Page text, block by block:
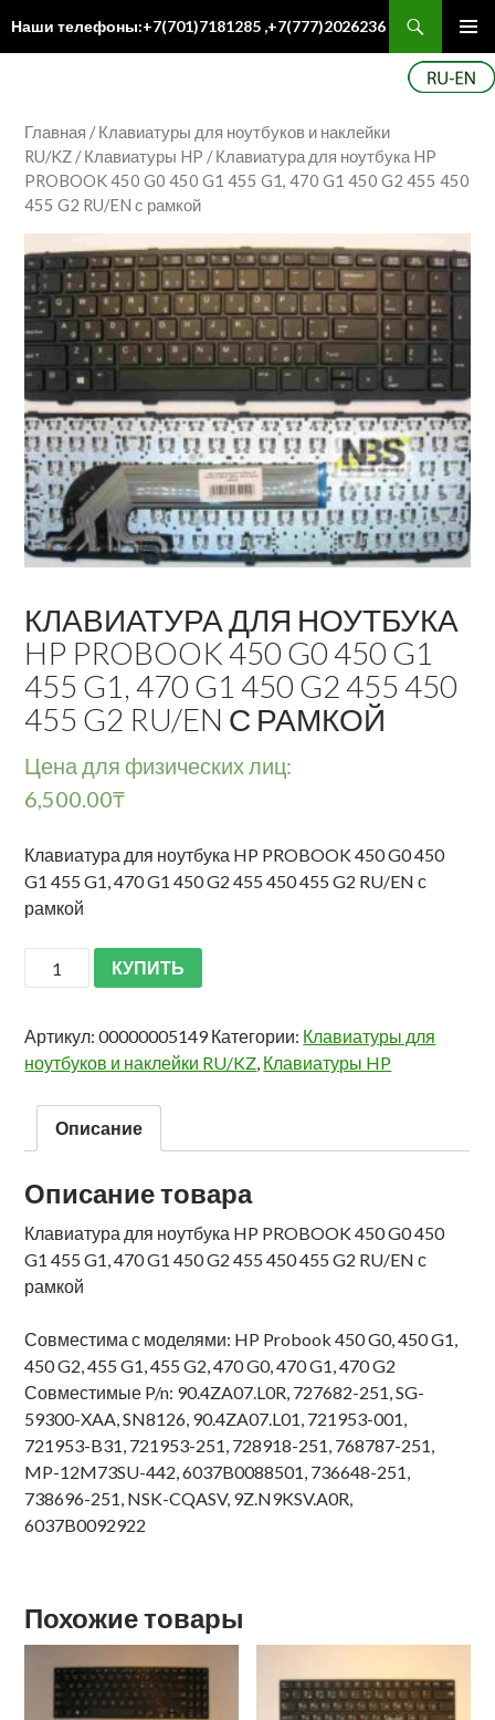
Наши телефоны:+7(701)7181285 ,+7(777)2026236
Главная /Клавиатуры для ноутбуков и наклейки
RU/KZ /Клавиатуры HP / Клавиатура для ноутбука HP
PROBOOK 450 G0 450 G1 455 G1, 470 G1 450 G2 455 450
455 G2 RU/EN с рамкой
КЛАВИАТУРА ДЛЯ НОУТБУКА
HP PROBOOK 450 G0 450 G1
455 G1, 470 G1 450 G2 455 450
455 G2 RU/EN С РАМКОЙ
Цена для физических лиц:
6,500.00₸
Клавиатура для ноутбука HP PROBOOK 450 G0 450
G1 455 G1, 470 G1 450 G2 455 450 455 G2 RU/EN с
рамкой
КУПИТЬ
Артикул:00000005149Категории: Клавиатуры для
ноутбуков и наклейки RU/KZ, Клавиатуры HP
Описание
Описание товара
Клавиатура для ноутбука HP PROBOOK 450 G0 450
G1 455 G1, 470 G1 450 G2 455 450 455 G2 RU/EN с
рамкой
Совместима с моделями: HP Probook 450 G0, 450 G1,
450 G2, 455 G1, 455 G2, 470 G0, 470 G1, 470 G2
Совместимые P/n: 90.4ZA07.L0R, 727682-251, SG-
59300-XAA, SN8126, 90.4ZA07.L01, 721953-001,
721953-B31, 721953-251, 728918-251, 768787-251,
MP-12M73SU-442, 6037B0088501, 736648-251,
738696-251, NSK-CQASV, 9Z.N9KSV.A0R,
6037B0092922
Похожие товары